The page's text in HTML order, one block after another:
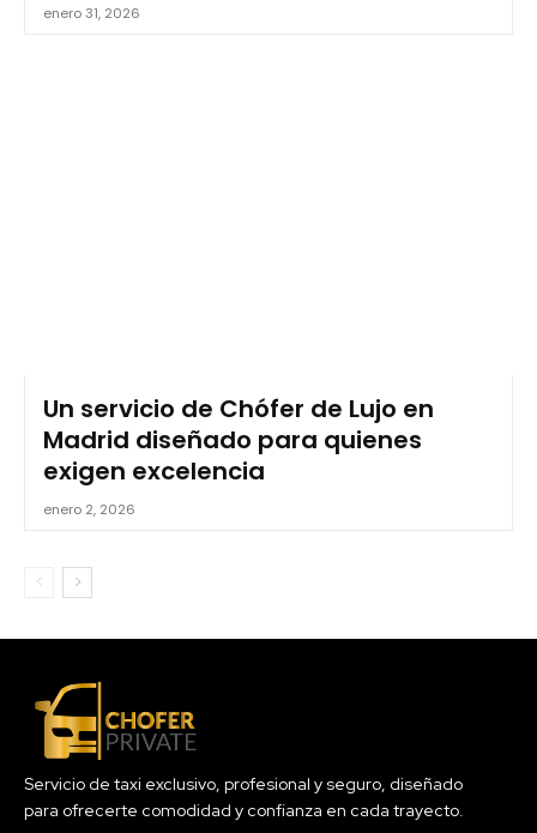
enero 31, 2026
Un servicio de Chófer de Lujo en
Madrid diseñado para quienes
exigen excelencia
enero 2, 2026
Servicio de taxi exclusivo, profesional y seguro, diseñado
para ofrecerte comodidad y confianza en cada trayecto.